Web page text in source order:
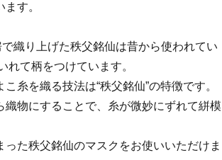
す。
織り上げた秩父銘仙は昔から使われてい
れて柄をつけています。
糸を織る技法は“秩父銘仙”の特徴です。
織物にすることで、糸が微妙にずれて絣模
た秩父銘仙のマスクをお使いいただけま